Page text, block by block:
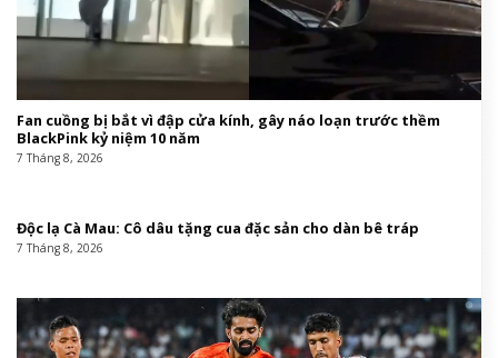
Fan cuồng bị bắt vì đập cửa kính, gây náo loạn trước thềm
BlackPink kỷ niệm 10 năm
7 Tháng 8, 2026
Độc lạ Cà Mau: Cô dâu tặng cua đặc sản cho dàn bê tráp
7 Tháng 8, 2026